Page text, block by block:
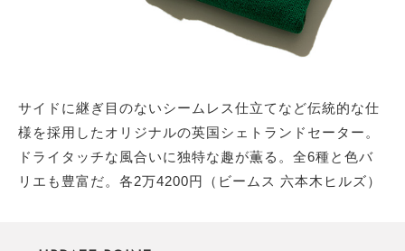
サイドに継ぎ目のないシームレス仕立てなど伝統的な仕
様を採用したオリジナルの英国シェトランドセーター。
ドライタッチな風合いに独特な趣が薫る。全6種と色バ
リエも豊富だ。各2万4200円（ビームス 六本木ヒルズ）